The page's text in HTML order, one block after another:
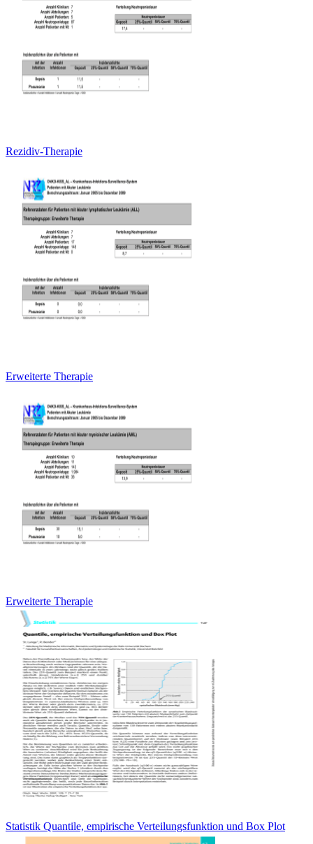
Rezidiv-Therapie
Erweiterte Therapie
Erweiterte Therapie
Statistik Quantile, empirische Verteilungsfunktion und Box Plot